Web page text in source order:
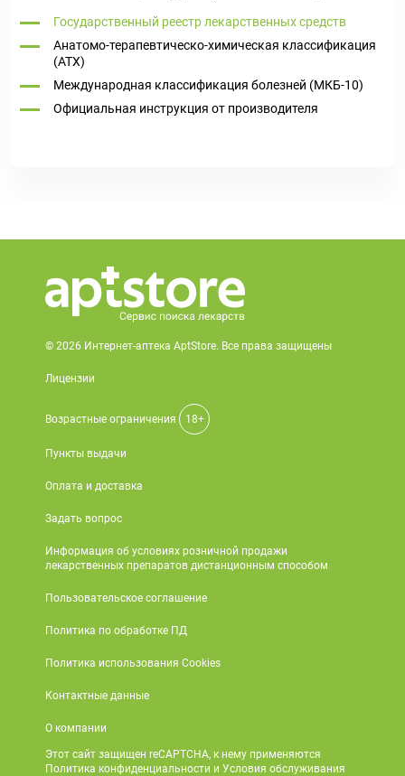
Государственный реестр лекарственных средств
Анатомо-терапевтическо-химическая классификация
(ATX)
Международная классификация болезней (МКБ-10)
Официальная инструкция от производителя
© 2026 Интернет-аптека AptStore. Все права защищены
Лицензии
Возрастные ограничения 18+
Пункты выдачи
Оплата и доставка
Задать вопрос
Информация об условиях розничной продажи
лекарственных препаратов дистанционным способом
Пользовательское соглашение
Политика по обработке ПД
Политика использования Cookies
Контактные данные
О компании
Этот сайт защищен reCAPTCHA, к нему применяются
Политика конфиденциальности и Условия обслуживания